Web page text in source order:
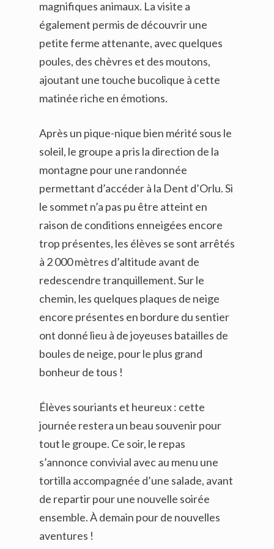
magnifiques animaux. La visite a
également permis de découvrir une
petite ferme attenante, avec quelques
poules, des chèvres et des moutons,
ajoutant une touche bucolique à cette
matinée riche en émotions.
Après un pique-nique bien mérité sous le
soleil, le groupe a pris la direction de la
montagne pour une randonnée
permettant d’accéder à la Dent d’Orlu. Si
le sommet n’a pas pu être atteint en
raison de conditions enneigées encore
trop présentes, les élèves se sont arrêtés
à 2 000 mètres d’altitude avant de
redescendre tranquillement. Sur le
chemin, les quelques plaques de neige
encore présentes en bordure du sentier
ont donné lieu à de joyeuses batailles de
boules de neige, pour le plus grand
bonheur de tous !
Élèves souriants et heureux : cette
journée restera un beau souvenir pour
tout le groupe. Ce soir, le repas
s’annonce convivial avec au menu une
tortilla accompagnée d’une salade, avant
de repartir pour une nouvelle soirée
ensemble. À demain pour de nouvelles
aventures !